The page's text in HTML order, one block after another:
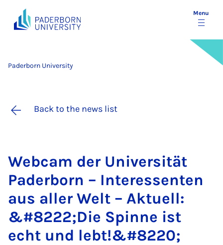
Menu
Paderborn University
Back to the news list
Web­cam der Uni­versität
Pader­born – In­teressen­ten
aus al­ler Welt – Ak­tuell:
&#8222;Die Spinne ist
echt und lebt!&#8220;